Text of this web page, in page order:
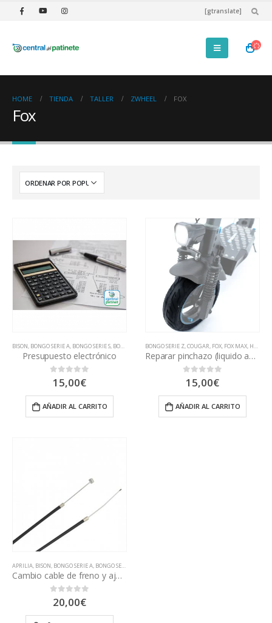
[gtranslate]
HOME TIENDA TALLER ZWHEEL FOX
Fox
BISON, BONGO SERIE A, BONGO SERIE S, BONGO SERIE Z ,BSK1000,CECOTEC,COUGAR,DUALTRON,
Presupuesto electrónico
out of 5
15,00€
AÑADIR AL CARRITO
BONGO SERIE Z,COUGAR, FOX, FOX MAX, H5 ,
Reparar pinchazo (liquido antipinchazos)
out of 5
15,00€
AÑADIR AL CARRITO
APRILIA, BISON, BONGO SERIE A, BONGO SERIE S
Cambio cable de freno y ajuste
0out of 5
20,00€